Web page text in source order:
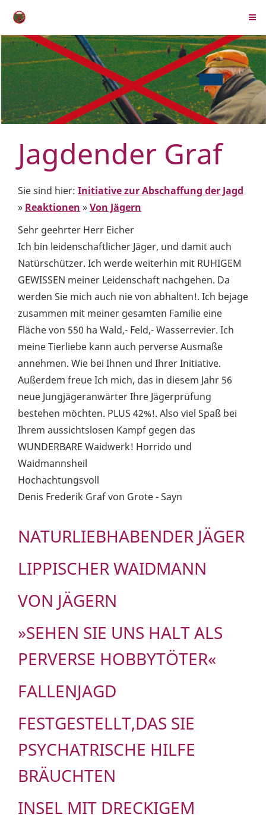
Jagdender Graf
Sie sind hier: Initiative zur Abschaffung der Jagd
» Reaktionen »Von Jägern
Sehr geehrter Herr Eicher
Ich bin leidenschaftlicher Jäger, und damit auch
Natürschützer. Ich werde weiterhin mit RUHIGEM
GEWISSEN meiner Leidenschaft nachgehen. Da
werden Sie mich auch nie von abhalten!. Ich bejage
zusammen mit meiner gesamten Familie eine
Fläche von 550 ha Wald,- Feld,- Wasserrevier. Ich
meine Tierliebe kann auch perverse Ausmaße
annehmen. Wie bei Ihnen und Ihrer Initiative.
Außerdem freue Ich mich, das in diesem Jahr 56
neue Jungjägeranwärter Ihre Jägerprüfung
bestehen möchten. PLUS 42%!. Also viel Spaß bei
Ihrem aussichtslosen Kampf gegen das
WUNDERBARE Waidwerk! Horrido und
Waidmannsheil
Hochachtungsvoll
Denis Frederik Graf von Grote - Sayn
NATURLIEBHABENDER JÄGER
LIPPISCHER WAIDMANN
VON JÄGERN
»SEHEN SIE UNS HALT ALS
PERVERSE HOBBYTÖTER«
FALLENJAGD
FESTGESTELLT,DAS SIE
PSYCHATRISCHE HILFE
BRÄUCHTEN
INSEL MIT DRECKIGEM